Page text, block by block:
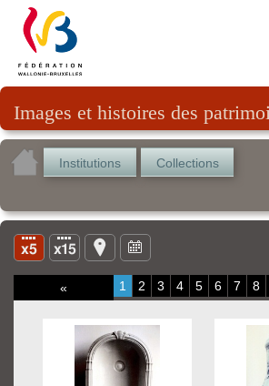
Images et histoires des
Institutions Collections
« 1 2 3 4 5 6 7 8